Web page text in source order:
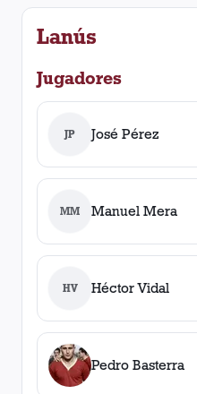
Lanús
Jugadores
JP José Pérez
MM Manuel Mera
HV Héctor Vidal
Pedro Basterra